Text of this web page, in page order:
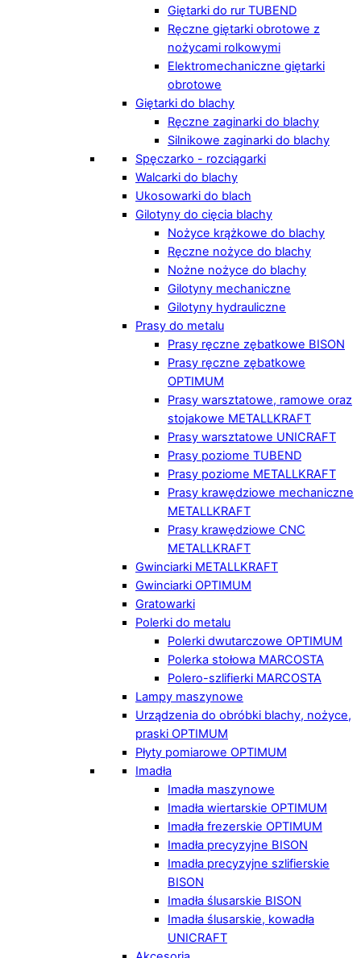
Giętarki do rur TUBEND
Ręczne giętarki obrotowe z
nożycami rolkowymi
Elektromechaniczne giętarki
obrotowe
Giętarki do blachy
Ręczne zaginarki do blachy
Silnikowe zaginarki do blachy
Spęczarko - rozciągarki
Walcarki do blachy
Ukosowarki do blach
Gilotyny do cięcia blachy
Nożyce krążkowe do blachy
Ręczne nożyce do blachy
Nożne nożyce do blachy
Gilotyny mechaniczne
Gilotyny hydrauliczne
Prasy do metalu
Prasy ręczne zębatkowe BISON
Prasy ręczne zębatkowe
OPTIMUM
Prasy warsztatowe, ramowe oraz
stojakowe METALLKRAFT
Prasy warsztatowe UNICRAFT
Prasy poziome TUBEND
Prasy poziome METALLKRAFT
Prasy krawędziowe mechaniczne
METALLKRAFT
Prasy krawędziowe CNC
METALLKRAFT
Gwinciarki METALLKRAFT
Gwinciarki OPTIMUM
Gratowarki
Polerki do metalu
Polerki dwutarczowe OPTIMUM
Polerka stołowa MARCOSTA
Polero-szlifierki MARCOSTA
Lampy maszynowe
Urządzenia do obróbki blachy, nożyce,
praski OPTIMUM
Płyty pomiarowe OPTIMUM
Imadła
Imadła maszynowe
Imadła wiertarskie OPTIMUM
Imadła frezerskie OPTIMUM
Imadła precyzyjne BISON
Imadła precyzyjne szlifierskie
BISON
Imadła ślusarskie BISON
Imadła ślusarskie, kowadła
UNICRAFT